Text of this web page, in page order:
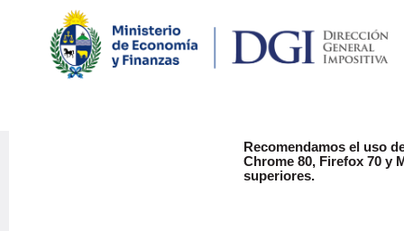
Recomendamos el uso
Chrome 80, Firefox 70 y
superiores.